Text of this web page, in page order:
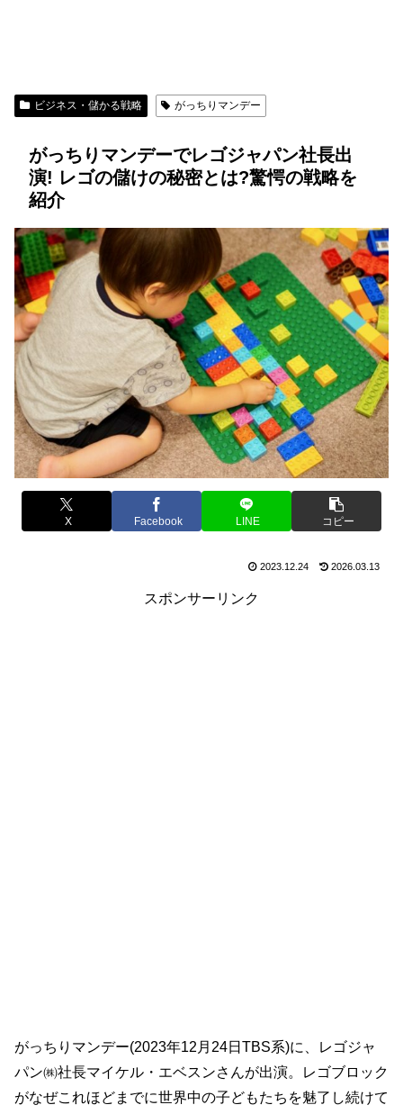
ビジネス・儲かる戦略 がっちりマンデー
がっちりマンデーでレゴジャパン社長出
演! レゴの儲けの秘密とは?驚愕の戦略を
紹介
X Facebook LINE コピー
2023.12.24 2026.03.13
スポンサーリンク
がっちりマンデー(2023年12月24日TBS系)に、レゴジャ
パン㈱社長マイケル・エベスンさんが出演。
レゴブロック
がなぜこれほどまでに世界中の子どもたちを魅了し続けて